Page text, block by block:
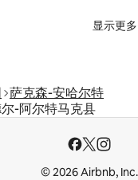
显示更多
萨克森-安哈尔特
-阿尔特马克县
© 2026 Airbnb, Inc.